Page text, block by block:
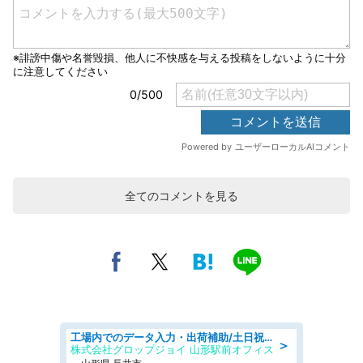
全てのコメントを見る
＞
工場内でのデータ入力・出荷補助/土日祝休/未経験歓迎/交通費支給
株式会社グロップジョイ 山形駅前オフィス